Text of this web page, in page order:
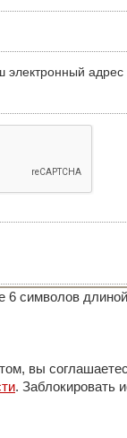
6 символов
вы
. Заблокировать